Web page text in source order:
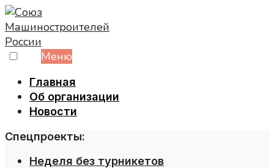
Skip
to
content
Меню
Главная
Об организации
Новости
Спецпроекты:
Неделя без турникетов